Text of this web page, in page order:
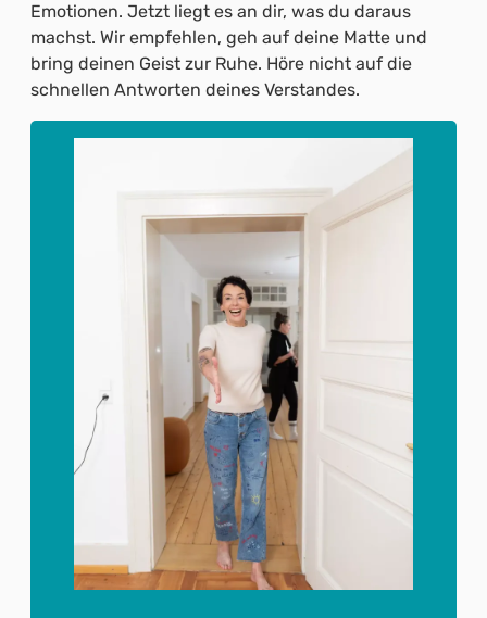
Emotionen. Jetzt liegt es an dir, was du daraus
machst. Wir empfehlen, geh auf deine Matte und
bring deinen Geist zur Ruhe. Höre nicht auf die
schnellen Antworten deines Verstandes.